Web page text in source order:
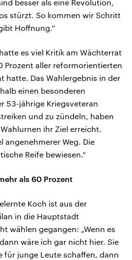
besser als eine Revolution,
stürzt. So kommen wir Schritt
Hoffnung.“
es viel Kritik am Wächterrat
Prozent aller reformorientierten
hatte. Das Wahlergebnis in der
einen besonderen
53-jährige Kriegsveteran
und zu zündeln, haben
ihr Ziel erreicht.
angenehmerer Weg. Die
Reife bewiesen.“
als 60 Prozent
Koch ist aus der
in die Hauptstadt
wählen gegangen: „Wenn es
wäre ich gar nicht hier. Sie
für junge Leute schaffen, dann